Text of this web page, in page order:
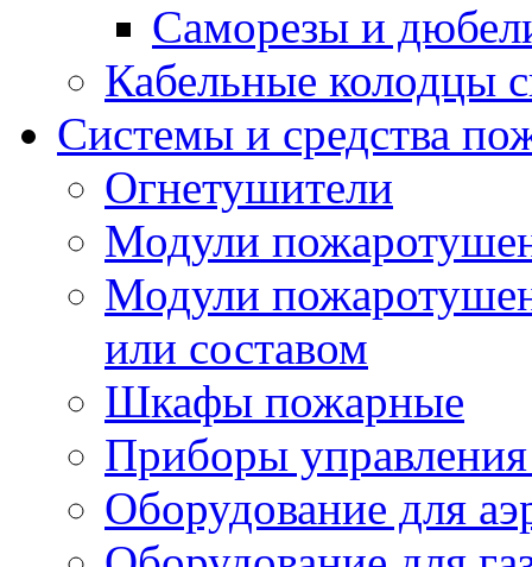
Саморезы и
Кабельные колодцы
Системы и средства
Огнетушители
Модули
Модули
или составом
Шкафы пожарные
Приборы
Оборудование для